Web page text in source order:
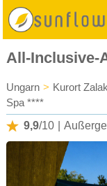
All-Inclusive-
Ungarn > Kurort
Spa ****
9,9/10